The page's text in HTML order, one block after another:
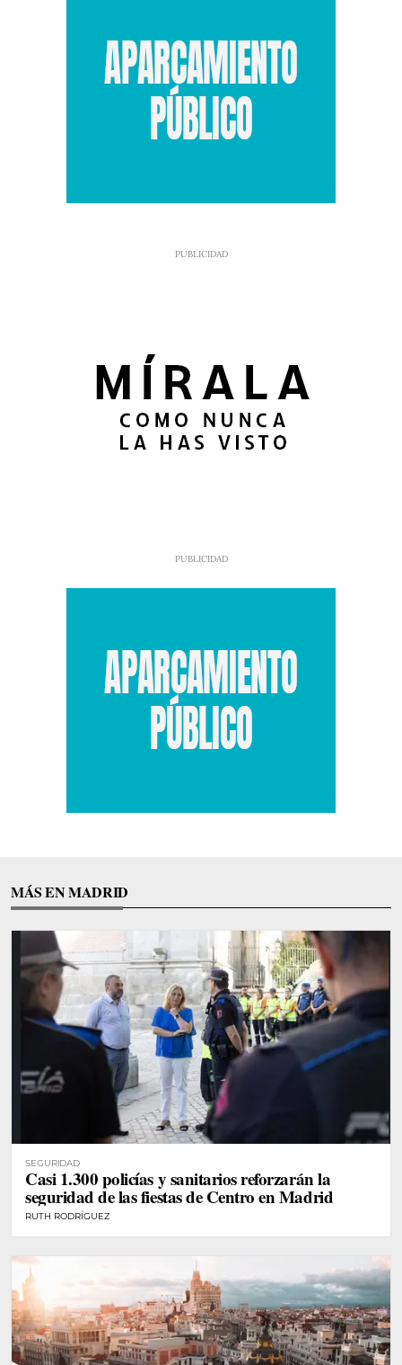
MÁS EN MADRID
SEGURIDAD
Casi 1.300 policías y sanitarios reforzarán la
seguridad de las fiestas de Centro en Madrid
RUTH RODRÍGUEZ